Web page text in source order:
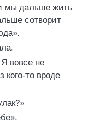
мы дальше жить
сотворит
вовсе не
кого-то вроде